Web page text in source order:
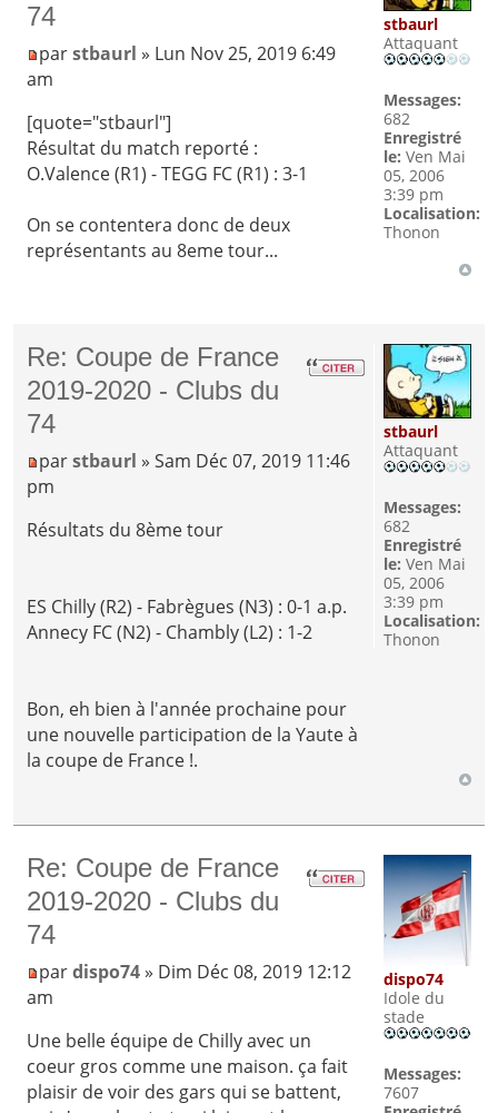
74
parstbaurl » Lun Nov 25, 2019 6:49
am
[quote="stbaurl"]
Résultat du match reporté :
O.Valence (R1) - TEGG FC (R1) : 3-1
On se contentera donc de deux
représentants au 8eme tour...
stbaurl
Attaquant
Messages:
682
Enregistré
le: Ven Mai
05, 2006
3:39 pm
Localisation:
Thonon
Re: Coupe de France
2019-2020 - Clubs du
74
parstbaurl » Sam Déc 07, 2019 11:46
pm
Résultats du 8ème tour
ES Chilly (R2) - Fabrègues (N3) : 0-1 a.p.
Annecy FC (N2) - Chambly (L2) : 1-2
Bon, eh bien à l'année prochaine pour
une nouvelle participation de la Yaute à
la coupe de France !.
stbaurl
Attaquant
Messages:
682
Enregistré
le: Ven Mai
05, 2006
3:39 pm
Localisation:
Thonon
Re: Coupe de France
2019-2020 - Clubs du
74
pardispo74» Dim Déc 08, 2019 12:12
am
Une belle équipe de Chilly avec un
coeur gros comme une maison. ça fait
plaisir de voir des gars qui se battent,
dispo74
Idole du
stade
Messages:
7607